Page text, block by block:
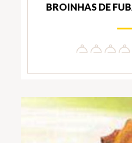
BROINHAS DE